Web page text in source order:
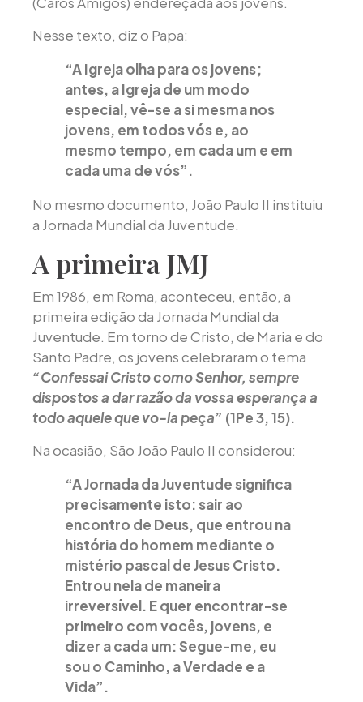
Nesse texto, diz o Papa:
“A Igreja olha para os jovens;
antes, a Igreja de um modo
especial, vê-se a si mesma nos
jovens, em todos vós e, ao
mesmo tempo, em cada um e em
cada uma de vós”.
No mesmo documento, João Paulo II instituiu
a Jornada Mundial da Juventude.
A primeira JMJ
Em 1986, em Roma, aconteceu, então, a
primeira edição da Jornada Mundial da
Juventude. Em torno de Cristo, de Maria e do
Santo Padre, os jovens celebraram o tema
“Confessai Cristo como Senhor, sempre
dispostos a dar razão da vossa esperança a
todo aquele que vo-la peça” (1Pe 3, 15).
Na ocasião, São João Paulo II considerou:
“A Jornada da Juventude significa
precisamente isto: sair ao
encontro de Deus, que entrou na
história do homem mediante o
mistério pascal de Jesus Cristo.
Entrou nela de maneira
irreversível. E quer encontrar-se
primeiro com vocês, jovens, e
dizer a cada um: Segue-me, eu
sou o Caminho, a Verdade e a
Vida”.